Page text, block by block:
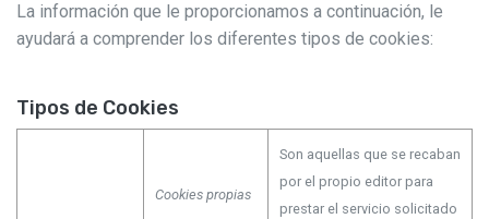
La información que le proporcionamos a continuación, le
ayudará a comprender los diferentes tipos de cookies:
Tipos de Cookies
Cookies propias
Son aquellas que se recaban
por el propio editor para
prestar el servicio solicitado